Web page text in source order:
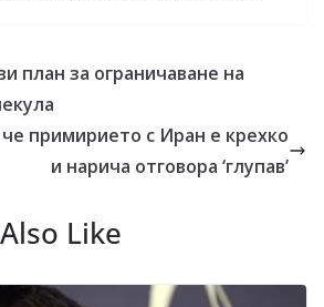
план за ограничаване на
примирието с Иран е крехко
и нарича отговора ‘глупав’
Like